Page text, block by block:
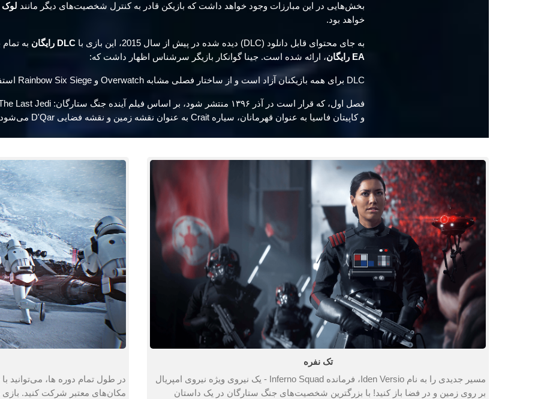
بخش‌هایی در این مبارزات وجود خواهد داشت که بازیکن قادر به کنترل شخصیت‌های دیگر مانند لوک
خواهد بود.
به جای محتوای قابل دانلود (DLC) دیده شده در پیش از سال 2015، این بازی با DLC رایگان به تمام
EA رایگان
، ارائه شده است. جینا گوانکار بازیگر سرشناس اظهار داشت که:
DLC برای همه بازیکنان آزاد است و از ساختار فصلی مشابه Overwatch و Rainbow Six Siege استفاده می‌کند.
و کاپیتان فاسیا به عنوان قهرمانان، سیاره Crait به عنوان نقشه زمین و نقشه فضایی D'Qar می‌شود.
تک نفره
مسیر جدیدی را به نام Iden Versio، فرمانده Inferno Squad - یک نیروی ویژه نیروی امپریال
بر روی زمین و در فضا باز کنید! با بزرگترین شخصیت‌های جنگ ستارگان در یک داستان
مکان‌های معتبر شرکت کنید. بازی